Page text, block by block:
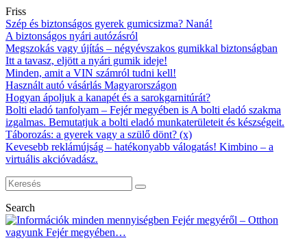
Friss
Szép és biztonságos gyerek gumicsizma? Naná!
A biztonságos nyári autózásról
Megszokás vagy újítás – négyévszakos gumikkal biztonságban
Itt a tavasz, eljött a nyári gumik ideje!
Minden, amit a VIN számról tudni kell!
Használt autó vásárlás Magyarországon
Hogyan ápoljuk a kanapét és a sarokgarnitúrát?
Bolti eladó tanfolyam – Fejér megyében is A bolti eladó szakma
izgalmas. Bemutatjuk a bolti eladó munkaterületeit és készségeit.
Táborozás: a gyerek vagy a szülő dönt? (x)
Kevesebb reklámújság – hatékonyabb válogatás! Kimbino – a
virtuális akcióvadász.
Search